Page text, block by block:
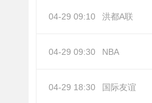
04-29 09:10 洪都A联
04-29 09:30 NBA
04-29 18:30 国际友谊